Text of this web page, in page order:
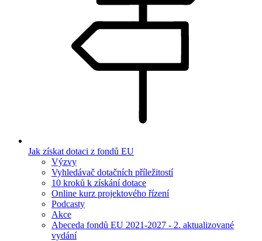
Jak získat dotaci z fondů EU
Výzvy
Vyhledávač dotačních příležitostí
10 kroků k získání dotace
Online kurz projektového řízení
Podcasty
Akce
Abeceda fondů EU 2021-2027 - 2. aktualizované
vydání